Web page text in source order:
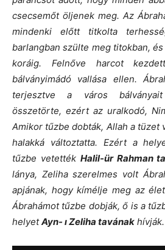
csecsemőt öljenek meg. Az
mindenki előtt titkolta
barlangban szülte meg titokban,
koráig. Felnőve harcot
bálványimádó vallása ellen.
terjesztve a város
összetörte, ezért az uralkodó,
Amikor tűzbe dobták, Allah a tüzet
halakká változtatta. Ezért a
tűzbe vetették Halil-ür Rahman
lánya, Zeliha szerelmes volt
apjának, hogy kímélje meg az
Ábrahámot tűzbe dobják, ő is a
helyetAyn- ı Zeliha tavának hívják.